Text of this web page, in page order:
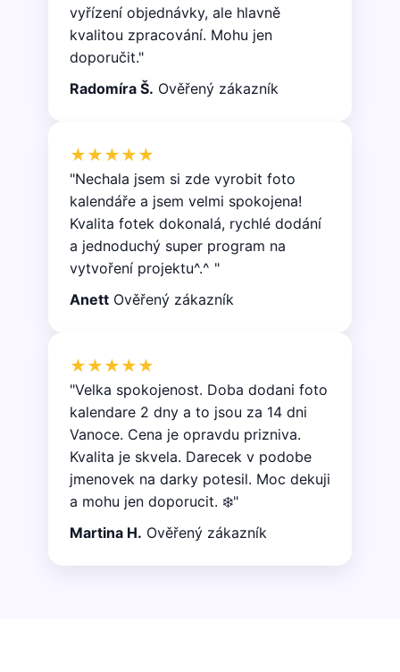
vyřízení objednávky, ale hlavně
kvalitou zpracování. Mohu jen
doporučit."
Radomíra Š. Ověřený zákazník
★★★★★
"Nechala jsem si zde vyrobit foto
kalendáře a jsem velmi spokojena!
Kvalita fotek dokonalá, rychlé dodání
a jednoduchý super program na
vytvoření projektu^.^ "
Anett Ověřený zákazník
★★★★★
"Velka spokojenost. Doba dodani foto
kalendare 2 dny a to jsou za 14 dni
Vanoce. Cena je opravdu prizniva.
Kvalita je skvela. Darecek v podobe
jmenovek na darky potesil. Moc dekuji
a mohu jen doporucit. ❄️"
Martina H. Ověřený zákazník
Funkční soubory
Nezařazené